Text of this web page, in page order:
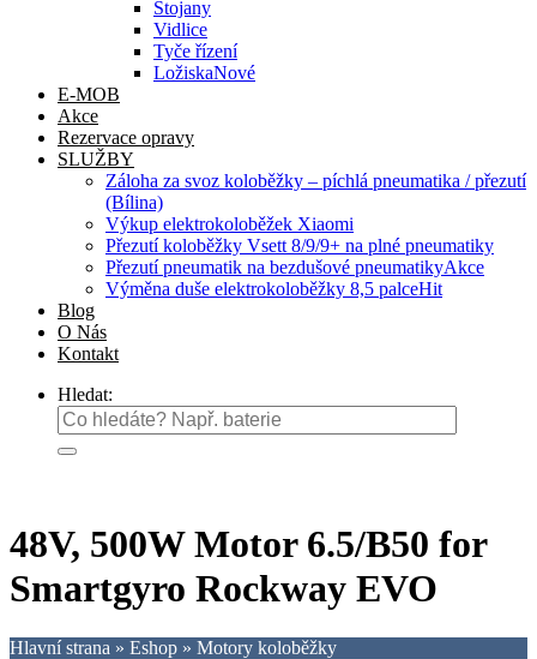
Stojany
Vidlice
Tyče řízení
Ložiska
E-MOB
Akce
Rezervace opravy
SLUŽBY
Záloha za svoz koloběžky – píchlá pneumatika / přezutí
(Bílina)
Výkup elektrokoloběžek Xiaomi
Přezutí koloběžky Vsett 8/9/9+ na plné pneumatiky
Přezutí pneumatik na bezdušové pneumatiky
Výměna duše elektrokoloběžky 8,5 palce
Blog
O Nás
Kontakt
Hledat:
48V, 500W Motor 6.5/B50 for
Smartgyro Rockway EVO
Hlavní strana » Eshop » Motory koloběžky